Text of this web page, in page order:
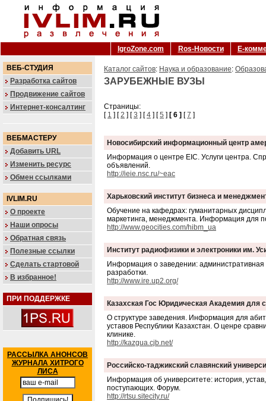
IgroZone.com Ros-Новости Е-
ВЕБ-СТУДИЯ
Разработка сайтов
Продвижение сайтов
Интернет-консалтинг
ВЕБМАСТЕРУ
Добавить URL
Изменить ресурс
Обмен ссылками
IVLIM.RU
О проекте
Наши опросы
Обратная связь
Полезные ссылки
Сделать стартовой
В избранное!
ПРИ ПОДДЕРЖКЕ
РАССЫЛКА АНОНСОВ
ЖУРНАЛА ХИТРОГО
ЛИСА
Каталог сайтов: Наука и образование:
ЗАРУБЕЖНЫЕ ВУЗЫ
Страницы:
[ 1 ] [2 ] [3 ] [4 ] [5 ] [ 6 ] [7 ]
Новосибирский информационный центр
Информация о центре EIC. Услуги центра.
объявлений.
http://ieie.nsc.ru/~eac
Харьковский институт бизнеса и
Обучение на кафедрах: гуманитарных
маркетинга, менеджмента. Информация для
http://www.geocities.com/hibm_ua
Институт радиофизики и электроники им.
Информация о заведении: административная
разработки.
http://www.ire.up2.org/
Казахская Гос Юридическая Академия для
О структуре заведения. Информация для
уставов Республики Казахстан. О ценре
клинике.
http://kazgua.cjb.net/
Российско-таджикский славянский
Информация об университете: история,
поступающих. Форум.
http://rtsu.sitecity.ru/